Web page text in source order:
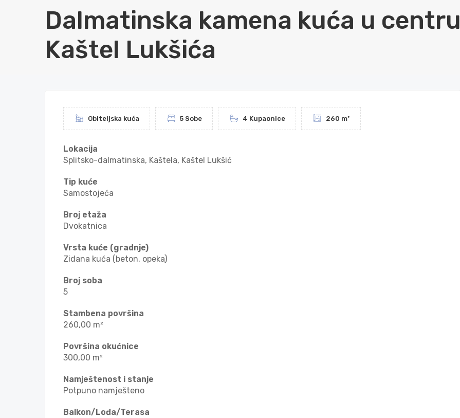
Dalmatinska kamena kuća u centru
Kaštel Lukšića
Obiteljska kuća 5 Sobe 4 Kupaonice 260 m²
Lokacija
Splitsko-dalmatinska, Kaštela, Kaštel Lukšić
Tip kuće
Samostojeća
Broj etaža
Dvokatnica
Vrsta kuće (gradnje)
Zidana kuća (beton, opeka)
Broj soba
5
Stambena površina
260,00 m²
Površina okućnice
300,00 m²
Namještenost i stanje
Potpuno namješteno
Balkon/Lođa/Terasa